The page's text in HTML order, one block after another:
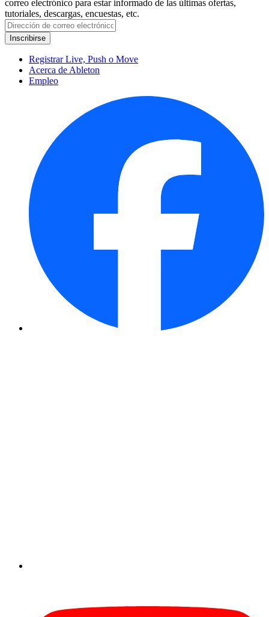
correo electrónico para estar informado de las últimas ofertas,
tutoriales, descargas, encuestas, etc.
Registrar Live, Push o Move
Acerca de Ableton
Empleo